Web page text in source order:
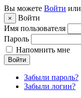
Вы можете Войти или
×
Войти
Имя пользователя
Пароль
Напомнить мне
Войти
Забыли пароль?
Забыли логин?